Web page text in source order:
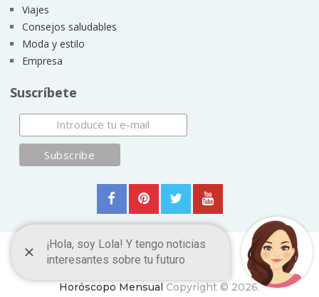
Viajes
Consejos saludables
Moda y estilo
Empresa
Suscríbete
Horóscopo Mensual Copyright © 2026.